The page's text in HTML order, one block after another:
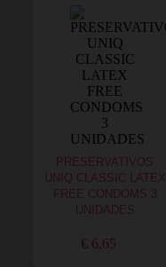
PRESERVATIVOS
UNIQ CLASSIC LATEX
FREE CONDOMS 3
UNIDADES
€ 6,65